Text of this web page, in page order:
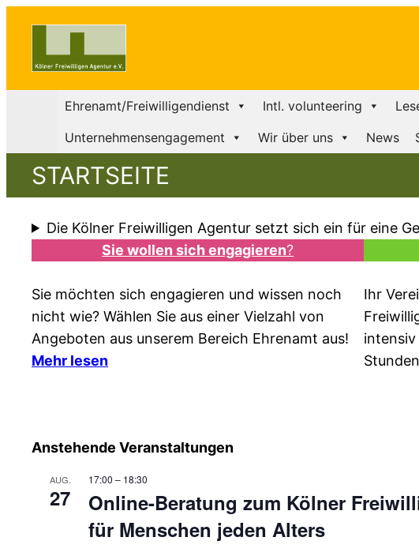
Ehrenamt/Freiwilligendienst Intl. volunteering
Unternehmensengagement
Wir über uns News
STARTSEITE
Die Kölner Freiwilligen Agentur setzt sich ein für eine
Sie wollen sich engagieren?
Sie möchten sich engagieren und wissen noch
nicht wie? Wählen Sie aus einer Vielzahl von
Angeboten aus unserem Bereich Ehrenamt aus!
Mehr lesen
Ihr
Anstehende Veranstaltungen
AUG.
27
17:00 – 18:30
Online-Beratung zum Kölner
für Menschen jeden Alters